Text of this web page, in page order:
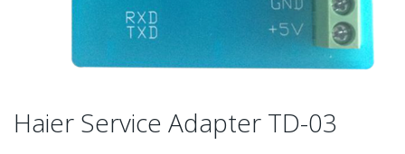
Haier Service Adapter TD-03